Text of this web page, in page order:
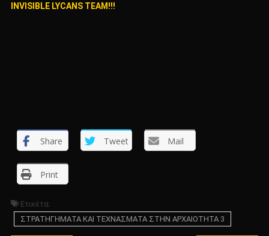
INVISIBLE LYCANS TEAM!!!
Share Tweet Mail
Print
Ετικέτα:
ΣΤΡΑΤΗΓΗΜΑΤΑ ΚΑΙ ΤΕΧΝΑΣΜΑΤΑ ΣΤΗΝ ΑΡΧΑΙΟΤΗΤΑ 3